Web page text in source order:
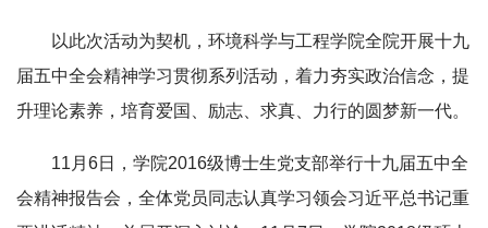
以此次活动为契机，环境科学与工程学院全院开展十九
届五中全会精神学习贯彻系列活动，着力夯实政治信念，提
升理论素养，培育爱国、励志、求真、力行的圆梦新一代。
11月6日，学院2016级博士生党支部举行十九届五中全
会精神报告会，全体党员同志认真学习领会习近平总书记重